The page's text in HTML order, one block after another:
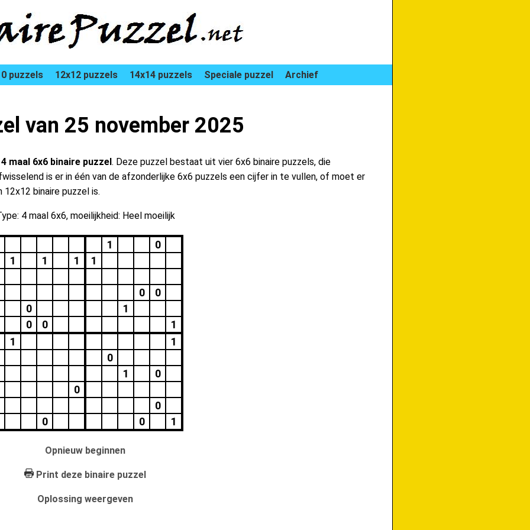
puzzels 12x12 puzzels 14x14 puzzels Speciale puzzel Archief
van 25 november 2025
4 maal 6x6 binaire puzzel. Deze puzzel bestaat uit vier 6x6 binaire puzzels, die
is er in één van de afzonderlijke 6x6 puzzels een cijfer in te vullen, of moet er
binaire puzzel is.
4 maal 6x6, moeilijkheid: Heel moeilijk
1
0
1
1 1 1
0
0
0
1
0
0
1
1
1
0
1
0
0
0
0
0 1
Opnieuw beginnen
Print deze binaire puzzel
Oplossing weergeven